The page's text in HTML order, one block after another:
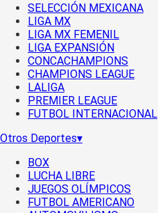
SELECCIÓN MEXICANA
LIGA MX
LIGA MX FEMENIL
LIGA EXPANSIÓN
CONCACHAMPIONS
CHAMPIONS LEAGUE
LALIGA
PREMIER LEAGUE
FUTBOL INTERNACIONAL
Otros Deportes▾
BOX
LUCHA LIBRE
JUEGOS OLÍMPICOS
FUTBOL AMERICANO